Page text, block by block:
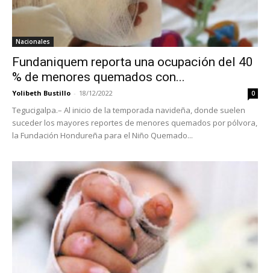
Nacionales
Fundaniquem reporta una ocupación del 40
% de menores quemados con...
Yolibeth Bustillo - 18/12/2022 0
Tegucigalpa.– Al inicio de la temporada navideña, donde suelen
suceder los mayores reportes de menores quemados por pólvora,
la Fundación Hondureña para el Niño Quemado...